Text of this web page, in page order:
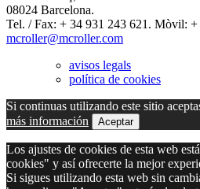
08024 Barcelona.
Tel. / Fax: + 34 931 243 621. Mòvil:
mcroller@mcroller.com
avisos legals
política de cookies
Si continuas utilizando este sitio
más información
Aceptar
Los ajustes de cookies de esta web
cookies" y así ofrecerte la mejor
Si sigues utilizando esta web sin